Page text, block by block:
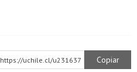
https://uchile.cl/u231637 Copiar